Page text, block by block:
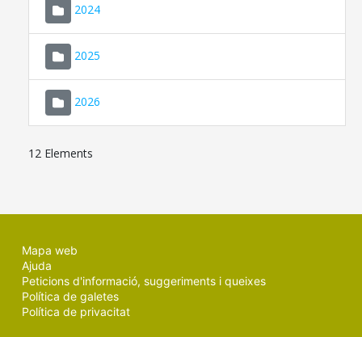
2024
2025
2026
12 Elements
Mapa web
Ajuda
Peticions d'informació, suggeriments i queixes
Política de galetes
Política de privacitat